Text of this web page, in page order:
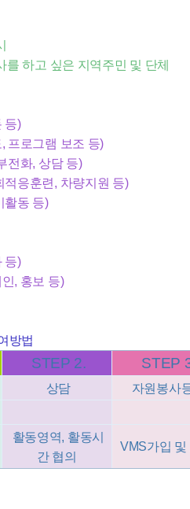
를 하고 싶은 지역주민 및 단체
등)
프로그램 보조 등)
전화, 상담 등)
적응훈련, 차량지원 등)
활동 등)
등)
, 홍보 등)
방법
STEP 2. STEP
상담 자원봉사
활동영역, 활동시
간 협의
VMS가입 및